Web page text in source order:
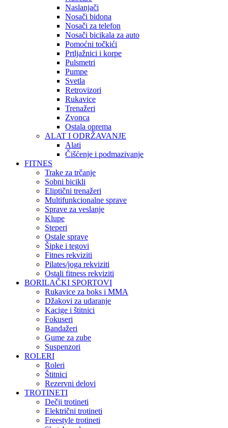
Naslanjači
Nosači bidona
Nosači za telefon
Nosači bicikala za auto
Pomoćni točkići
Prtljažnici i korpe
Pulsmetri
Pumpe
Svetla
Retrovizori
Rukavice
Trenažeri
Zvonca
Ostala oprema
ALAT I ODRŽAVANJE
Alati
Čišćenje i podmazivanje
FITNES
Trake za trčanje
Sobni bicikli
Eliptični trenažeri
Multifunkcionalne sprave
Sprave za veslanje
Klupe
Steperi
Ostale sprave
Šipke i tegovi
Fitnes rekviziti
Pilates/joga rekviziti
Ostali fitness rekviziti
BORILAČKI SPORTOVI
Rukavice za boks i MMA
Džakovi za udaranje
Kacige i štitnici
Fokuseri
Bandažeri
Gume za zube
Suspenzori
ROLERI
Roleri
Štitnici
Rezervni delovi
TROTINETI
Dečji trotineti
Električni trotineti
Freestyle trotineti